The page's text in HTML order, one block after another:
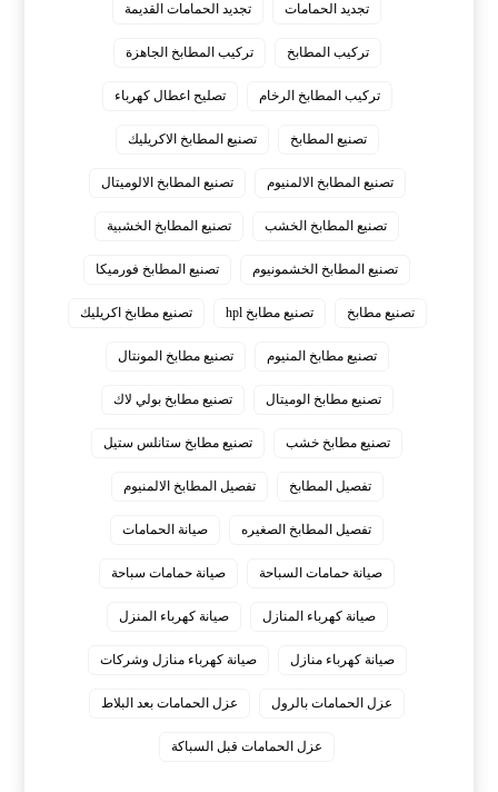
تجديد الحمامات تجديد الحمامات القديمة
تركيب المطابخ تركيب المطابخ الجاهزة
تركيب المطابخ الرخام تصليح اعطال كهرباء
تصنيع المطابخ تصنيع المطابخ الاكريليك
تصنيع المطابخ الالمنيوم تصنيع المطابخ الالوميتال
تصنيع المطابخ الخشب تصنيع المطابخ الخشبية
تصنيع المطابخ الخشمونيوم تصنيع المطابخ فورميكا
تصنيع مطابخ تصنيع مطابخ hpl تصنيع مطابخ اكريليك
تصنيع مطابخ المنيوم تصنيع مطابخ المونتال
تصنيع مطابخ الوميتال تصنيع مطابخ بولي لاك
تصنيع مطابخ خشب تصنيع مطابخ ستانلس ستيل
تفصيل المطابخ تفصيل المطابخ الالمنيوم
تفصيل المطابخ الصغيره صيانة الحمامات
صيانة حمامات السباحة صيانة حمامات سباحة
صيانة كهرباء المنازل صيانة كهرباء المنزل
صيانة كهرباء منازل صيانة كهرباء منازل وشركات
عزل الحمامات بالرول عزل الحمامات بعد البلاط
عزل الحمامات قبل السباكة